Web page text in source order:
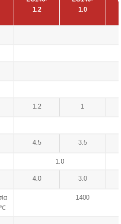
1.2
1.0
1.2 1
4.5 3.5
1.0
4.0 3.0
℃
1400